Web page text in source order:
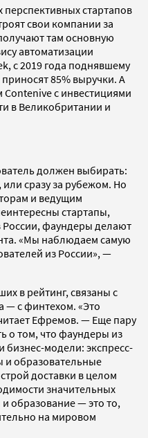
стартапов
свои компании за
там основную
автоматизации
с 2019 года поднявшему
85% выручки. А
Contenive с инвестициями
в Великобритании и
должен выбирать:
сразу за рубежом. Но
и ведущим
стартапы,
России, фаундеры делают
«Мы наблюдаем самую
из России», —
в рейтинг, связаны с
— с финтехом. «Это
Ефремов. — Еще пару
о том, что фаундеры из
бизнес-­модели: экспресс-
и образовательные
доставки в целом
значительных
образование — это то,
на мировом